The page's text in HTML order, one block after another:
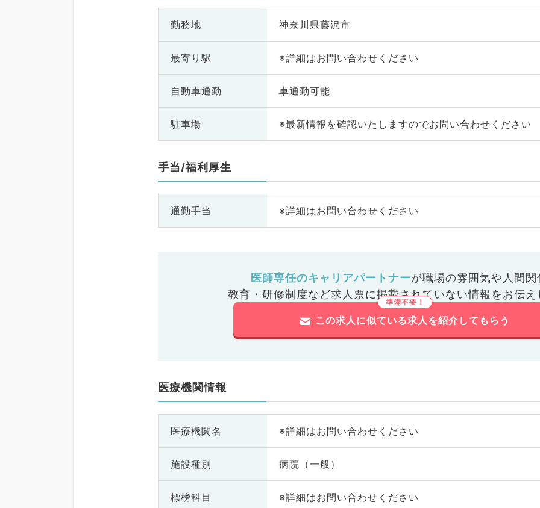
勤務地 神奈川県藤沢市
最寄り駅 ※詳細はお問い合わせください
自動車通勤 車通勤可能
駐車場 ※最新情報を確認いたしますのでお問い合わせください
手当/福利厚生
通勤手当 ※詳細はお問い合わせください
医師専任のキャリアパートナーが職場の雰囲気や人間関
教育・研修制度など求人票に掲載されていない情報をお伝え
この求人に似ている求人を紹介してもらう
医療機関情報
医療機関名 ※詳細はお問い合わせください
施設種別 病院（一般）
標榜科目 ※詳細はお問い合わせください